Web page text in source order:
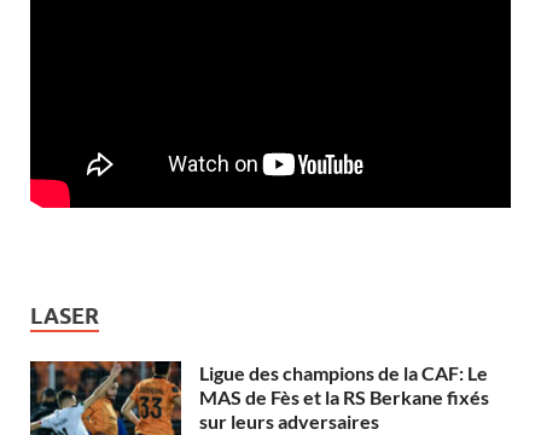
LASER
Ligue des champions de la CAF: Le
MAS de Fès et la RS Berkane fixés
sur leurs adversaires